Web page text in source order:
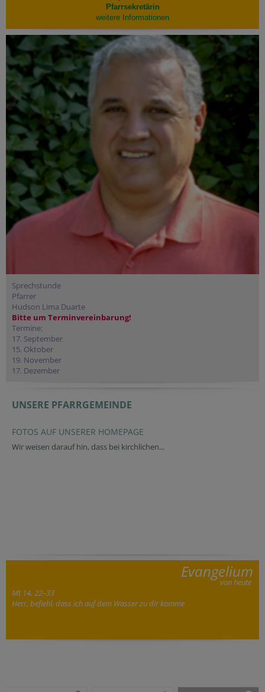
Pfarrsekretärin
weitere Informationen
Sprechstunde
Pfarrer
Hudson Lima Duarte
Bitte um Terminvereinbarung!
Termine:
17. September
15. Oktober
19. November
17. Dezember
UNSERE PFARRGEMEINDE
FOTOS AUF UNSERER HOMEPAGE
Wir weisen darauf hin, dass bei kirchlichen...
Evangelium
von heute
Mt 14, 22–33
Herr, befiehl, dass ich auf dem Wasser zu dir komme